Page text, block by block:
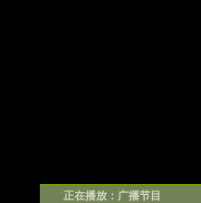
正在播放：广播节目